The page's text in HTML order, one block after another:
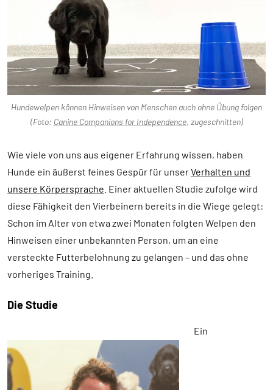
Hundewelpen können Hinweisen von Menschen auch ohne Übung folgen
(Foto: Canine Companions for Independence, zugeschnitten)
Wie viele von uns aus eigener Erfahrung wissen, haben
Hunde ein äußerst feines Gespür für unserVerhalten und
unsere Körpersprache . Einer aktuellen Studie zufolge wird
diese Fähigkeit den Vierbeinern bereits in die Wiege gelegt:
Schon im Alter von etwa zwei Monaten folgten Welpen den
Hinweisen einer unbekannten Person, um an eine
versteckte Futterbelohnung zu gelangen – und das ohne
vorheriges Training.
Die Studie
Ein